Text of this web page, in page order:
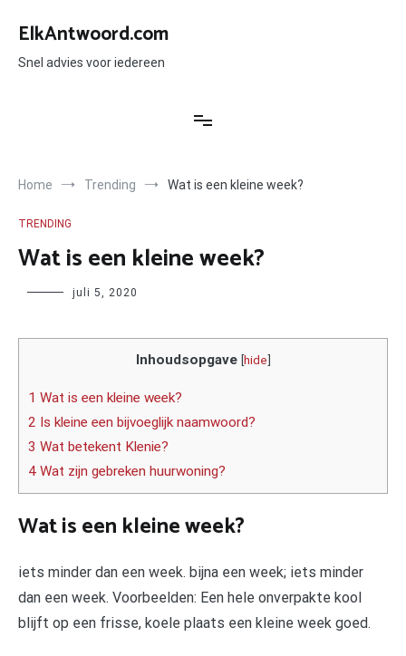
naar
inhoud
ElkAntwoord.com
Snel advies voor iedereen
Home Trending Wat is een kleine week?
TRENDING
Wat is een kleine week?
Author juli 5, 2020
Inhoudsopgave [hide]
1 Wat is een kleine week?
2 Is kleine een bijvoeglijk naamwoord?
3 Wat betekent Klenie?
4 Wat zijn gebreken huurwoning?
Wat is een kleine week?
iets minder dan een week. bijna een week; iets minder
dan een week. Voorbeelden: Een hele onverpakte kool
blijft op een frisse, koele plaats een kleine week goed.